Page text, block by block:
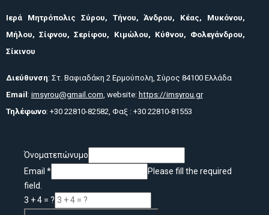
Ιερά Μητρόπολις Σύρου, Τήνου, Άνδρου, Κέας, Μυκόνου,
Μήλου, Σίφνου, Σερίφου, Κιμώλου, Κύθνου, Φολεγάνδρου,
Σίκινου
Διεύθυνση: Στ. Βαφιαδάκη 2 Ερμούπολη, Σύρος 84100 Ελλάδα
Email : imsyrou@gmail.com, website: https://imsyrou.gr
Τηλέφωνο: +30 22810-82582, Φαξ : +30 22810-81553
Όνοματεπώνυμο
Email *
Please fill the required
field.
3 + 4 = ?